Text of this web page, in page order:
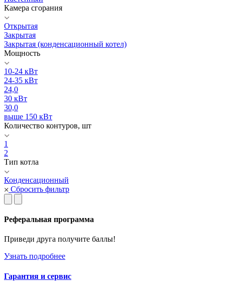
Камера сгорания
Открытая
Закрытая
Закрытая (конденсационный котел)
Мощность
10-24 кВт
24-35 кВт
24,0
30 кВт
30,0
выше 150 кВт
Количество контуров, шт
1
2
Тип котла
Конденсационный
Сбросить фильтр
Реферальная программа
Приведи друга получите баллы!
Узнать подробнее
Гарантия и сервис